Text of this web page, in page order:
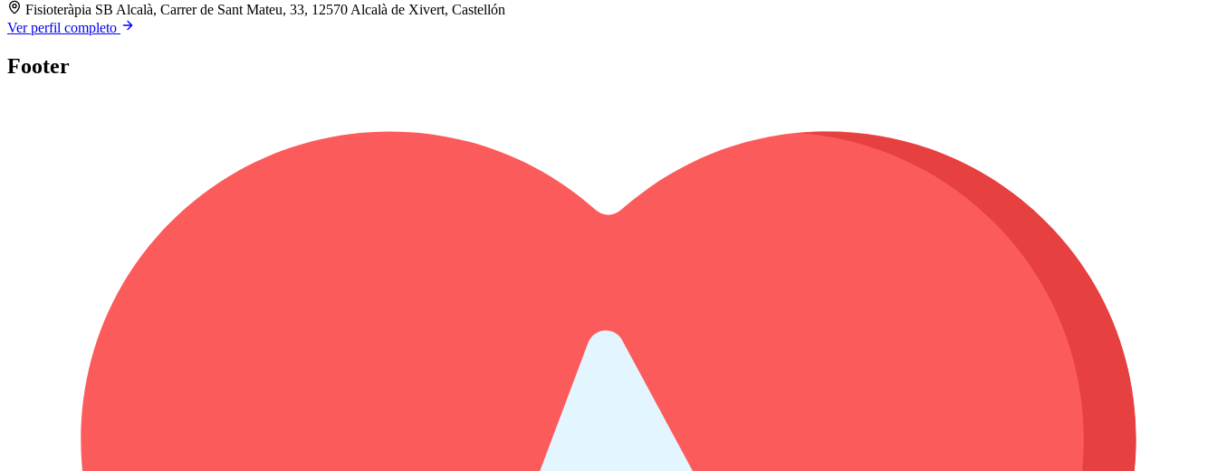
Fisioteràpia SB Alcalà, Carrer de Sant Mateu, 33, 12570 Alcalà de Xivert, Castellón
Ver perfil completo
Footer